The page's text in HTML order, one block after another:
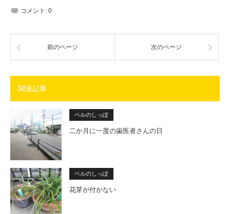
コメント: 0
前のページ 次のページ
関連記事
ベルのしっぽ
二か月に一度の歯医者さんの日
ベルのしっぽ
花芽が付かない